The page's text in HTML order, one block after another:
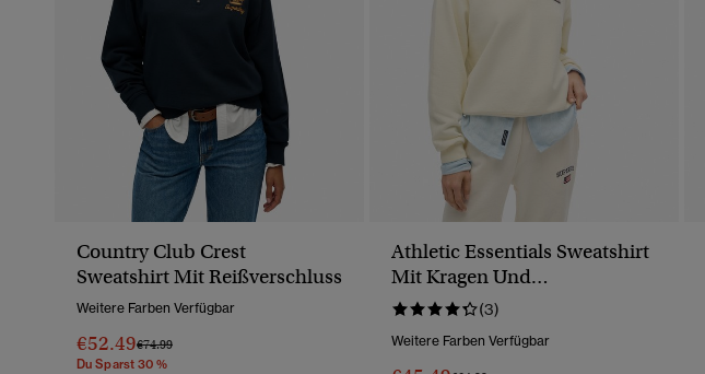
Country Club Crest
Sweatshirt Mit Reißverschluss
Weitere Farben Verfügbar
€52.49Preis Wurde Reduziert Von
€74.99Bis
Du Sparst 30 %
Athletic Essentials Sweatshirt
Mit Kragen Und
Reißverschluss
(3)
Weitere Farben Verfügbar